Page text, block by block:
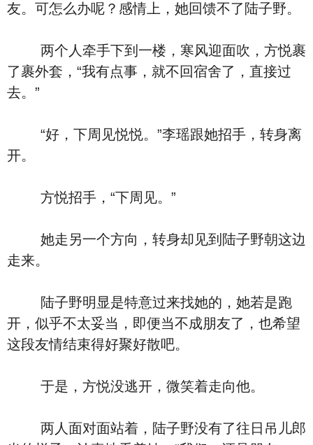
友。可怎么办呢？感情上，她回馈不了陆子野。
两个人牵手下到一楼，寒风迎面吹，方悦裹
了裹外套，“我有点事，就不回宿舍了，直接过
去。”
“好，下周见悦悦。”李瑶跟她招手，转身离
开。
方悦招手，“下周见。”
她走另一个方向，转身却见到陆子野朝这边
走来。
陆子野明显是特意过来找她的，她若是跑
开，似乎不太妥当，即便当不成朋友了，也希望
这段友情结束得好聚好散吧。
于是，方悦没逃开，微笑着走向他。
两人面对面站着，陆子野没有了往日吊儿郎